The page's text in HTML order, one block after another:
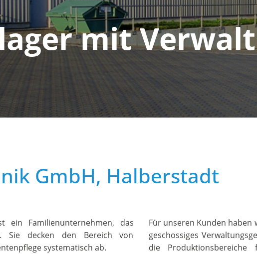
mit
GmbH, Halberstadt
ein Familienunternehmen, das
Sie decken den Bereich von
systematisch ab.
Für unseren Kunden
geschossiges
die